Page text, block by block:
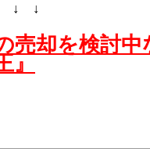
↓ ↓
売却を検討
』